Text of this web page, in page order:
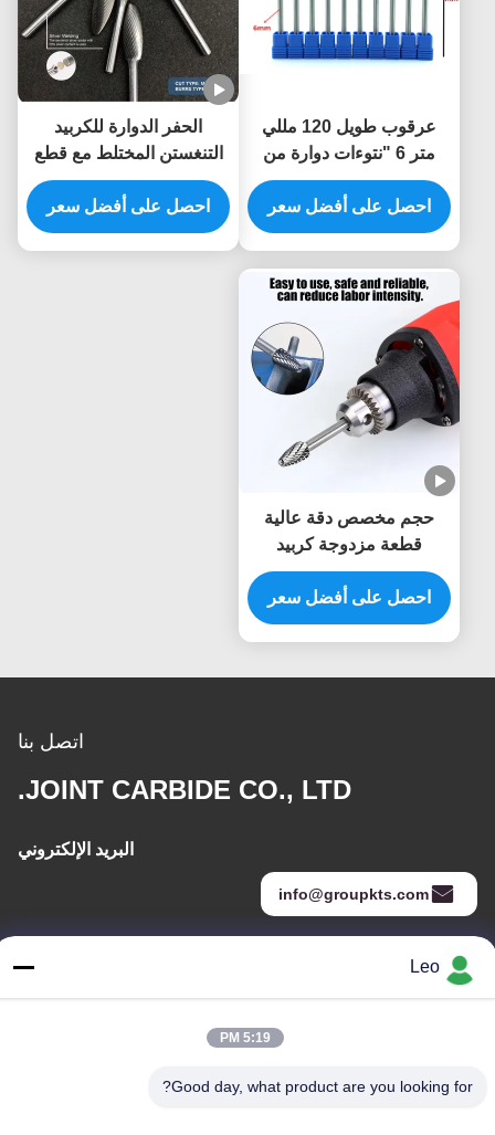
عرقوب طويل 120 مللي
متر 6 "نتوءات دوارة من
كربيد التنجستن قطع
مزدوجة لقمة طحن القالب
لمعالجة المعادن في الفتحة
احصل على أفضل سعر
الحفر الدوارة للكربيد
التنغستن المختلط مع قطع
مزدوج لقطع طاحونة الصفر
و 1/4 "المنحدرات المعدنية
البوليستين
احصل على أفضل سعر
حجم مخصص دقة عالية
قطعة مزدوجة كربيد
التونغستين الصفيحة الدوارة
6mm شنك الموت طاحونة
الحفر Burr قطع
احصل على أفضل سعر
اتصل بنا
JOINT CARBIDE CO., LTD.
البريد الإلكتروني
info@groupkts.com
رقم 1700 ، القسم الشمالي من شارع تيانفو ، منطقة التكنولوجيا الفائقة
، تشنغدو ، سيتشوان ، الصين
Leo
5:19 PM
Good day, what product are you looking for?